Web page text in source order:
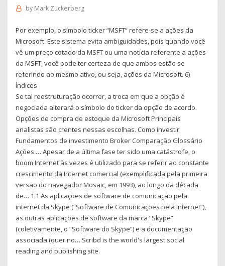
by Mark Zuckerberg
Por exemplo, o símbolo ticker “MSFT” refere-se a ações da
Microsoft. Este sistema evita ambiguidades, pois quando você
vê um preço cotado da MSFT ou uma notícia referente a ações
da MSFT, você pode ter certeza de que ambos estão se
referindo ao mesmo ativo, ou seja, ações da Microsoft. 6)
Índices
Se tal reestruturação ocorrer, a troca em que a opção é
negociada alterará o símbolo do ticker da opção de acordo.
Opções de compra de estoque da Microsoft Principais
analistas são crentes nessas escolhas. Como investir
Fundamentos de investimento Broker Comparação Glossário
Ações … Apesar de a última fase ter sido uma catástrofe, o
boom Internet às vezes é utilizado para se referir ao constante
crescimento da Internet comercial (exemplificada pela primeira
versão do navegador Mosaic, em 1993), ao longo da década
de… 1.1 As aplicações de software de comunicação pela
internet da Skype (“Software de Comunicações pela Internet”),
as outras aplicações de software da marca “Skype”
(coletivamente, o “Software do Skype”) e a documentação
associada (quer no… Scribd is the world's largest social
reading and publishing site.